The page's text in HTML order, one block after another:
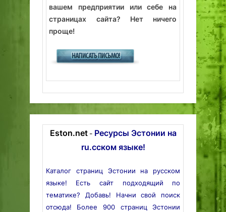
вашем предприятии или себе на
страницах сайта? Нет ничего
проще!
Eston.net- Ресурсы Эстонии на
ru.сском языке!
Каталог страниц Эстонии на русском
языке! Есть сайт подходящий по
тематике? Добавь! Начни свой поиск
отсюда! Более 900 страниц Эстонии